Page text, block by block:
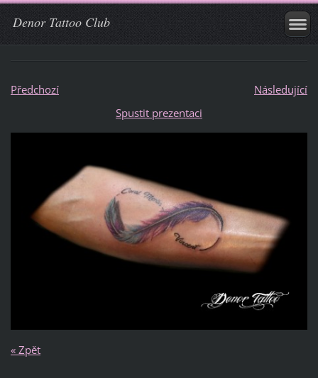
Denor Tattoo Club
Předchozí
Následující
Spustit prezentaci
« Zpět